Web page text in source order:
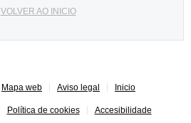
VOLVER AO INICIO
Mapa web Aviso legal Inicio
Política de cookies Accesibilidade